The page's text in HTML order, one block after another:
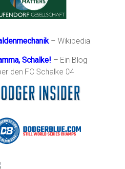
– Wikipedia
Schalke! – Ein Blog
den FC Schalke 04